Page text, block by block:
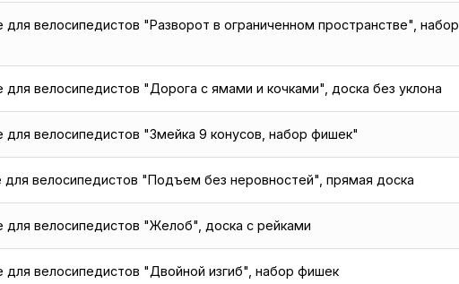
для велосипедистов "Разворот в ограниченном пространстве", набор
для велосипедистов "Дорога с ямами и кочками", доска без уклона
для велосипедистов "Змейка 9 конусов, набор фишек"
для велосипедистов "Подъем без неровностей", прямая доска
для велосипедистов "Желоб", доска с рейками
для велосипедистов "Двойной изгиб", набор фишек